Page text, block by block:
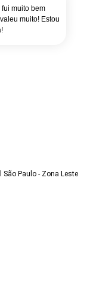
muito bem
muito! Estou
São Paulo - Zona Leste